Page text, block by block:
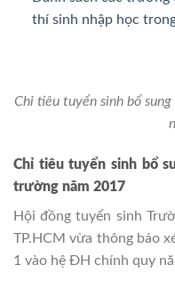
thí sinh nhập học
Chỉ tiêu tuyển sinh bổ
Chỉ tiêu tuyển sinh bổ
trường năm 2017
Hội đồng tuyển sinh
TP.HCM vừa thông báo
1 vào hệ ĐH chính quy